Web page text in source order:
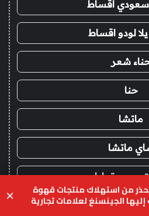
سعودي اقساط
لودو اقساط
شعر
حنا
ماتشا
ماتشا
ببجي تمارا
من استهلاك منتجات قهوة
الجينسنغ لعلامات تجارية ×